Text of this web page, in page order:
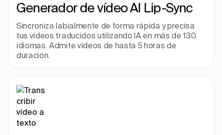
Generador de vídeo AI Lip-Sync
Sincroniza labialmente de forma rápida y precisa
tus vídeos traducidos utilizando IA en más de 130
idiomas. Admite vídeos de hasta 5 horas de
duración.